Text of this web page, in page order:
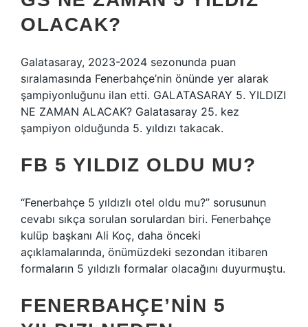
OLACAK?
Galatasaray, 2023-2024 sezonunda puan
sıralamasında Fenerbahçe’nin önünde yer alarak
şampiyonluğunu ilan etti. GALATASARAY 5. YILDIZI
NE ZAMAN ALACAK? Galatasaray 25. kez
şampiyon olduğunda 5. yıldızı takacak.
FB 5 YILDIZ OLDU MU?
“Fenerbahçe 5 yıldızlı otel oldu mu?” sorusunun
cevabı sıkça sorulan sorulardan biri. Fenerbahçe
kulüp başkanı Ali Koç, daha önceki
açıklamalarında, önümüzdeki sezondan itibaren
formaların 5 yıldızlı formalar olacağını duyurmuştu.
FENERBAHÇE’NIN 5